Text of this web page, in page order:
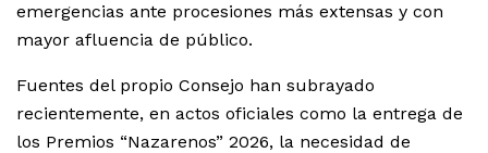
emergencias ante procesiones más extensas y con
mayor afluencia de público.
Fuentes del propio Consejo han subrayado
recientemente, en actos oficiales como la entrega de
los Premios “Nazarenos” 2026, la necesidad de